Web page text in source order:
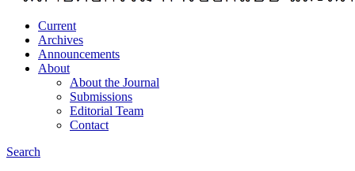
Current
Archives
Announcements
About
About the Journal
Submissions
Editorial Team
Contact
Search